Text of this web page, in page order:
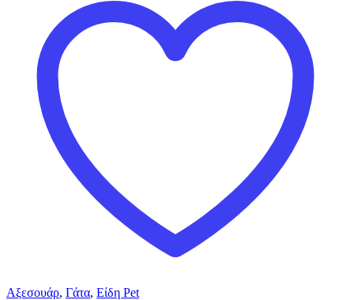
Αξεσουάρ, Γάτα, Είδη Pet